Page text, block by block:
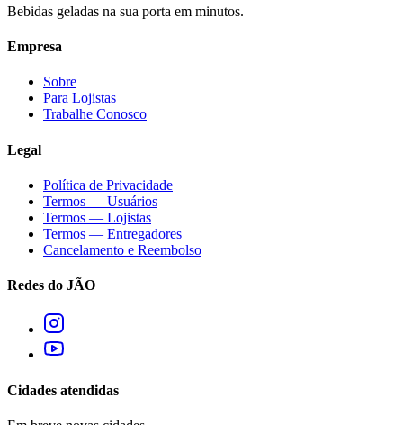
Bebidas geladas na sua porta em minutos.
Empresa
Sobre
Para Lojistas
Trabalhe Conosco
Legal
Política de Privacidade
Termos — Usuários
Termos — Lojistas
Termos — Entregadores
Cancelamento e Reembolso
Redes do JÃO
Cidades atendidas